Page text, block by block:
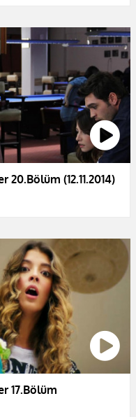
20.Bölüm (12.11.2014)
17.Bölüm